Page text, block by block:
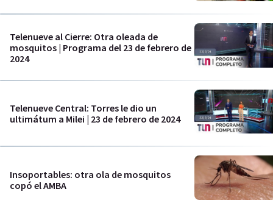
Telenueve al Cierre: Otra oleada de
mosquitos | Programa del 23 de febrero de
2024
Telenueve Central: Torres le dio un
ultimátum a Milei | 23 de febrero de 2024
Insoportables: otra ola de mosquitos
copó el AMBA